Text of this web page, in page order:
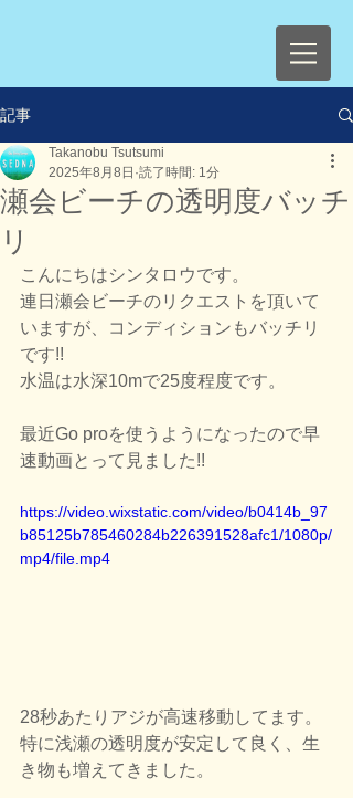
記事
瀬会ビーチの透明度バッチ
リ
Takanobu Tsutsumi
2025年8月8日 読了時間: 1分
こんにちはシンタロウです。
連日瀬会ビーチのリクエストを頂いて
いますが、コンディションもバッチリ
です!!
水温は水深10mで25度程度です。
最近Go proを使うようになったので早
速動画とって見ました!!
https://video.wixstatic.com/video/b0414b_97
b85125b785460284b226391528afc1/1080p/
mp4/file.mp4
28秒あたりアジが高速移動してます。
特に浅瀬の透明度が安定して良く、生
き物も増えてきました。